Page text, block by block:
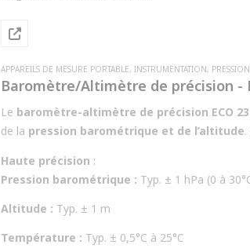
APPAREILS DE MESURE PORTABLE, INSTRUMENTATION,
Baromètre/Altimètre de précision -
Le baromètre-altimètre de précision ECO
de la pression barométrique et de l’altitude
utilisation fiable et durable pour les applications
Compact et performant, il constitue un choix
précision optimale. Caractéristiques
Haute précision :
Pression barométrique : Typ. ± 1 hPa (0 à
Altitude : Typ. ± 1 m
Température : Typ. ± 0,5°C à 25°C